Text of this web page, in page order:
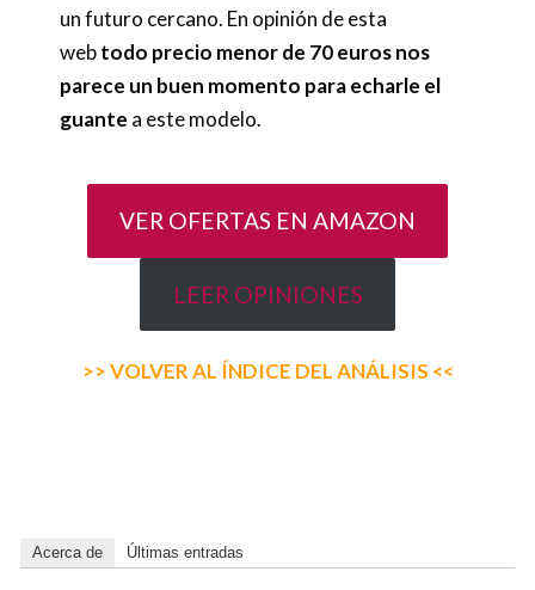
un futuro cercano. En opinión de esta
webtodo precio menor de 70 euros nos
parece un buen momento para echarle el
guante a este modelo.
VER OFERTAS EN AMAZON
LEER OPINIONES
>> VOLVER AL ÍNDICE DEL ANÁLISIS <<
Acerca de Últimas entradas